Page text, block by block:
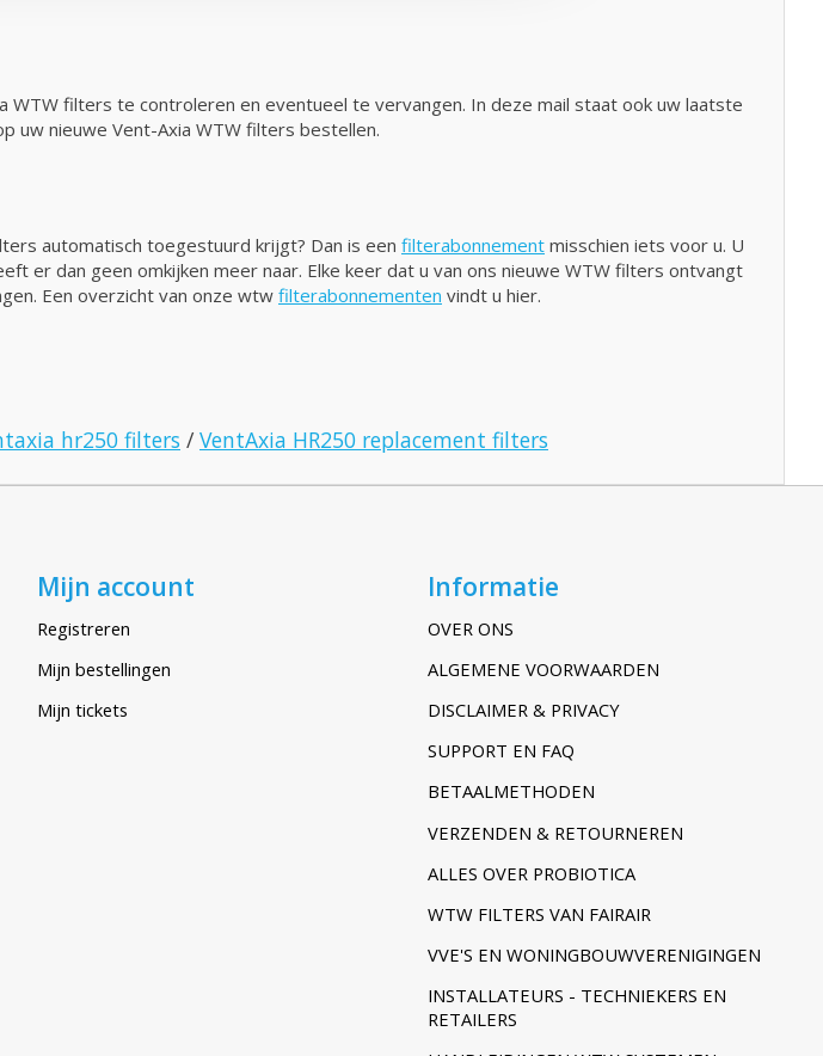
WTW filters te controleren en eventueel te vervangen. In deze mail staat ook uw laatste
uw nieuwe Vent-Axia WTW filters bestellen.
automatisch toegestuurd krijgt? Dan is een filterabonnement misschien iets voor u. U
er dan geen omkijken meer naar. Elke keer dat u van ons nieuwe WTW filters ontvangt
Een overzicht van onze wtw filterabonnementen vindt u hier.
hr250 filters / VentAxia HR250 replacement filters
Mijn account
Registreren
Mijn bestellingen
Mijn tickets
Informatie
OVER ONS
ALGEMENE VOORWAARDEN
DISCLAIMER & PRIVACY
SUPPORT EN FAQ
BETAALMETHODEN
VERZENDEN & RETOURNEREN
ALLES OVER PROBIOTICA
WTW FILTERS VAN FAIRAIR
VVE'S EN WONINGBOUWVERENIGINGEN
INSTALLATEURS - TECHNIEKERS EN
RETAILERS